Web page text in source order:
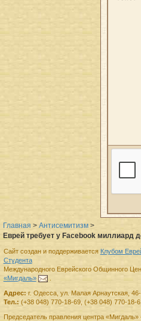
Главная > Антисемитизм >
Еврей требует у Facebook миллиард
Сайт создан и поддерживается Клубом
Студента
Международного Еврейского Общинного
«Мигдаль»
.
Адрес: г. Одесса, ул. Малая Арнаутская, 46-
Тел.: (+38 048) 770-18-69, (+38 048) 770-18-
Председатель правленияцентра «Мигдаль»